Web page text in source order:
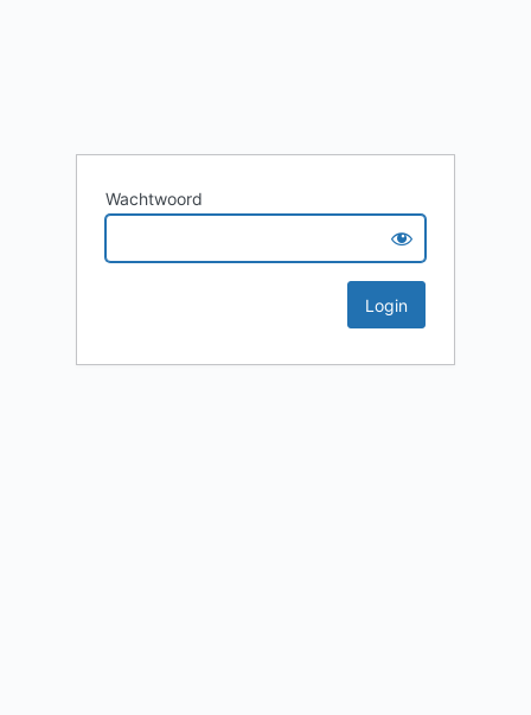
Wachtwoord